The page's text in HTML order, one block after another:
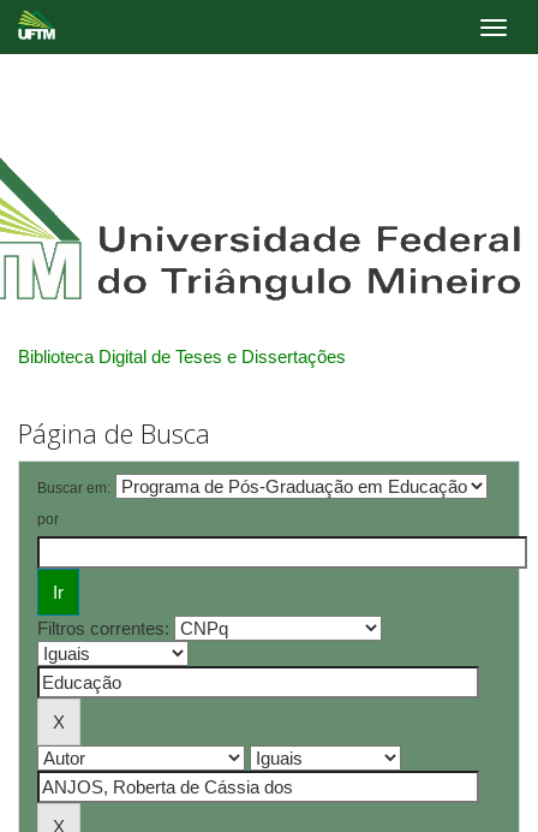
Biblioteca Digital de Teses e Dissertações
Página de Busca
Buscar em:
por
Filtros correntes: